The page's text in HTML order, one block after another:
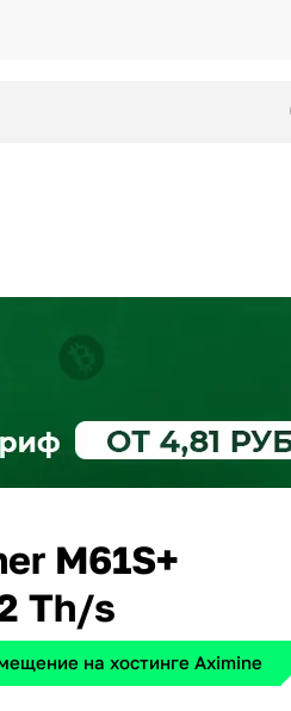
M61S+
Th/s
на хостинге Aximine